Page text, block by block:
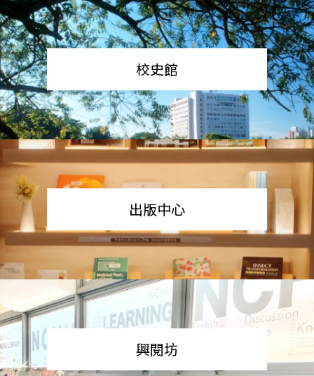
校史館
出版中心
興閱坊